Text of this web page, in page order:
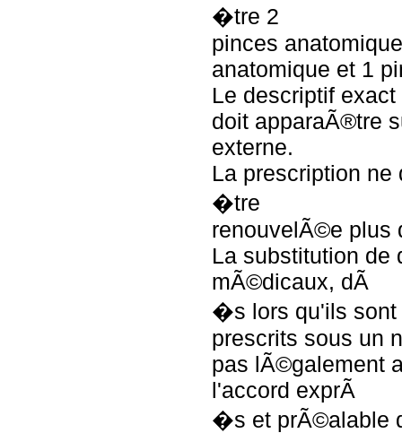
�tre 2
pinces
anatomique et 1
Le descriptif
doit apparaÃ®tre
externe.
La prescription ne
�tre
renouvelÃ©e plus
La substitution de
mÃ©dicaux, dÃ
�s lors qu'ils sont
prescrits sous un
pas lÃ©galement
l'accord exprÃ
�s et prÃ©alable